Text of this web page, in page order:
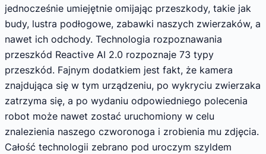
jednocześnie umiejętnie omijając przeszkody, takie jak
budy, lustra podłogowe, zabawki naszych zwierzaków, a
nawet ich odchody. Technologia rozpoznawania
przeszkód Reactive AI 2.0 rozpoznaje 73 typy
przeszkód. Fajnym dodatkiem jest fakt, że kamera
znajdująca się w tym urządzeniu, po wykryciu zwierzaka
zatrzyma się, a po wydaniu odpowiedniego polecenia
robot może nawet zostać uruchomiony w celu
znalezienia naszego czworonoga i zrobienia mu zdjęcia.
Całość technologii zebrano pod uroczym szyldem